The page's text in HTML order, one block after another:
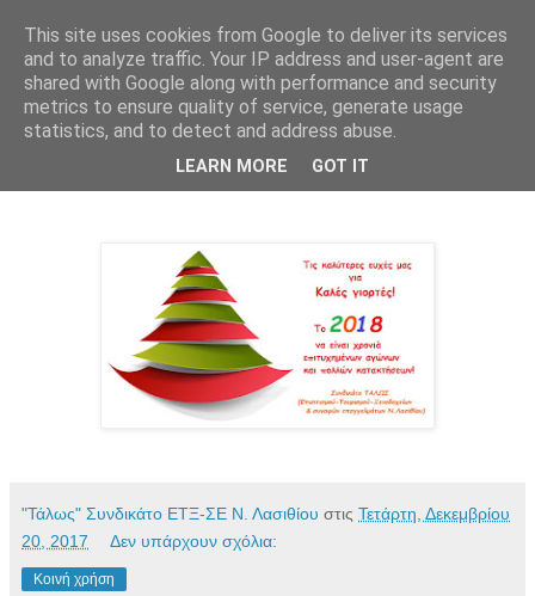
"Τάλως" Συνδικάτο ΕΤΞ-ΣΕ Ν. Λασιθίου στις Τετάρτη, Δεκεμβρίου
20, 2017
Δεν υπάρχουν σχόλια:
Κοινή χρήση
This site uses cookies from Google to deliver its services
and to analyze traffic. Your IP address and user-agent are
shared with Google along with performance and security
metrics to ensure quality of service, generate usage
statistics, and to detect and address abuse.
LEARN MORE GOT IT